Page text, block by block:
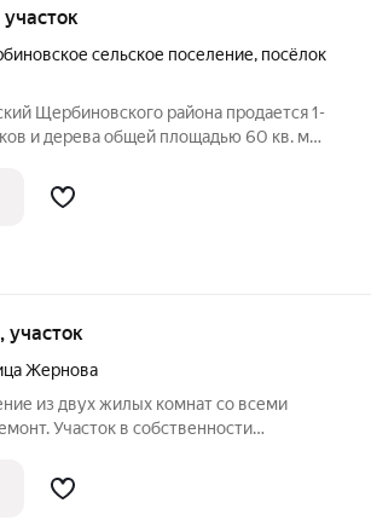
участок
сельское поселение, посёлок
Щербиновского района продается 1-
и дерева общей площадью 60 кв. м
Санузел на улице. душевая
участок
Жернова
из двух жилых комнат со всеми
Участок в собственности